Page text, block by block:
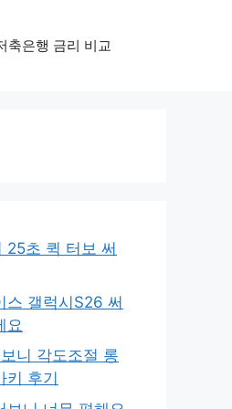
축은행 금리 비교
25초 퀵 터보 써
스 갤럭시S26 써
요
니 각도조절 롱
키 후기